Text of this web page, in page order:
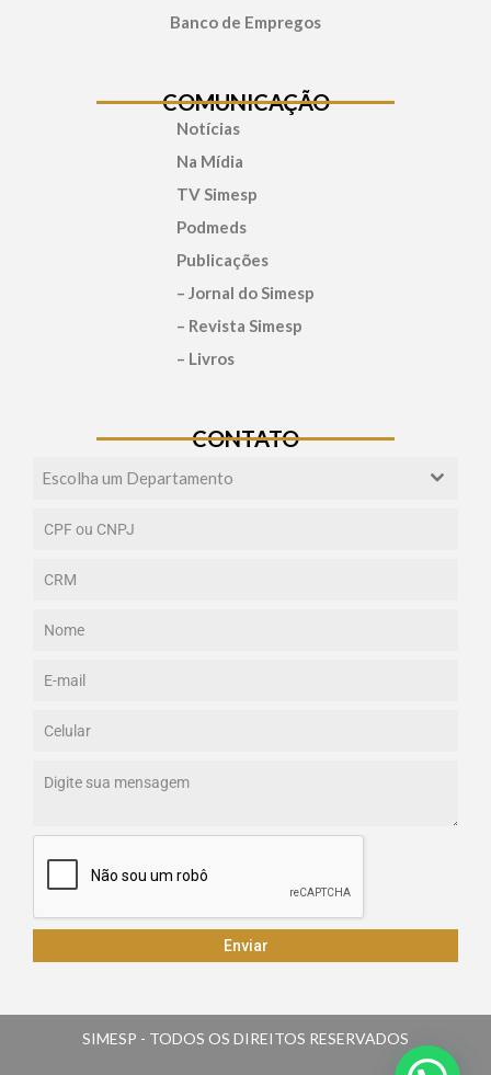
Banco de Empregos
COMUNICAÇÃO
Notícias
Na Mídia
TV Simesp
Podmeds
Publicações
– Jornal do Simesp
– Revista Simesp
– Livros
CONTATO
Escolha um Departamento
Enviar
SIMESP - TODOS OS DIREITOS RESERVADOS